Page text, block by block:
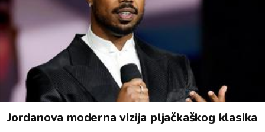
Jordanova moderna vizija pljačkaškog klasika